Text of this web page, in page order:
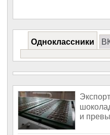
Одноклассники
и